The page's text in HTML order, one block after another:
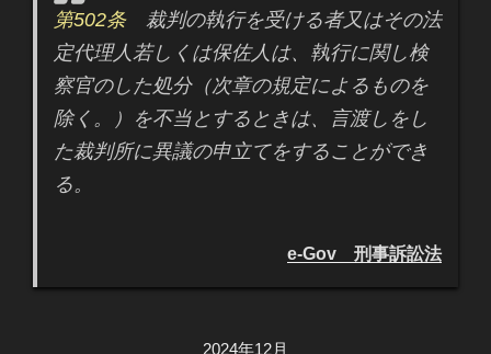
第502条裁判の執行を受ける者又はその法
定代理人若しくは保佐人は、執行に関し検
察官のした処分（次章の規定によるものを
除く。）を不当とするときは、言渡しをし
た裁判所に異議の申立てをすることができ
る。
e-Gov 刑事訴訟法
2024年12月